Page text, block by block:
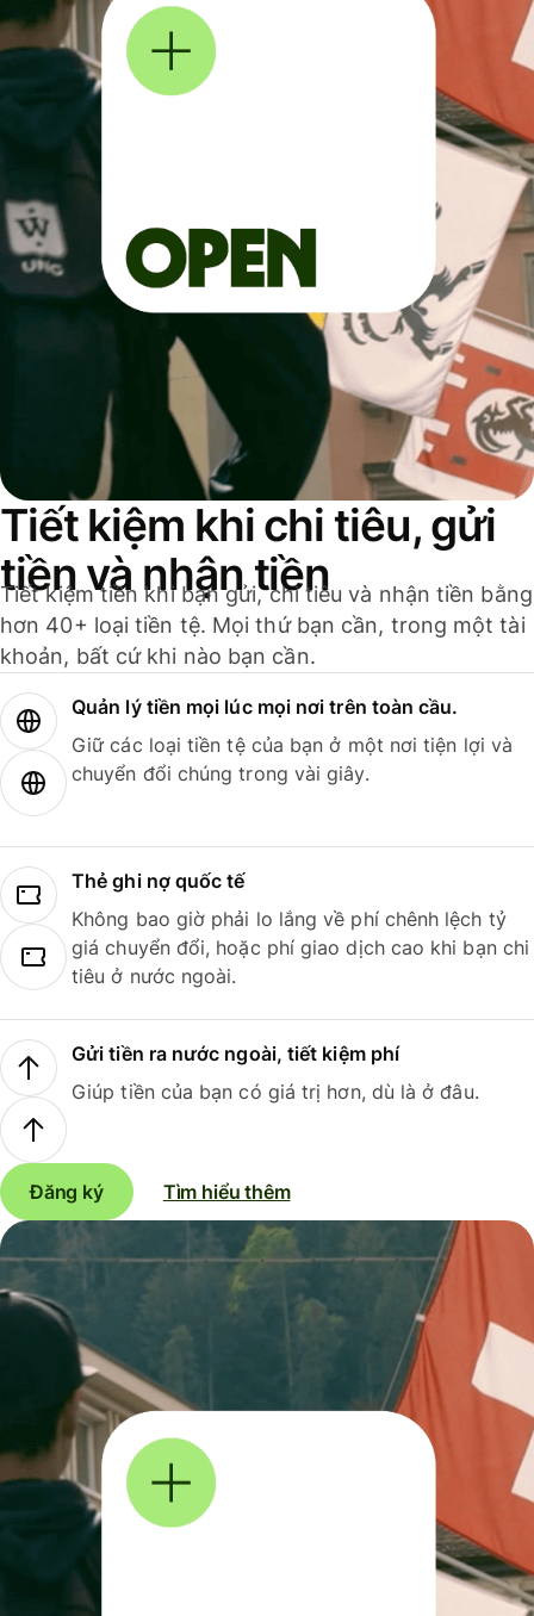
Tiết kiệm khi chi tiêu, gửi
tiền và nhận tiền
Tiết kiệm tiền khi bạn gửi, chi tiêu và nhận tiền bằng
hơn 40+ loại tiền tệ. Mọi thứ bạn cần, trong một tài
khoản, bất cứ khi nào bạn cần.
Quản lý tiền mọi lúc mọi nơi trên toàn cầu.
Giữ các loại tiền tệ của bạn ở một nơi tiện lợi và
chuyển đổi chúng trong vài giây.
Thẻ ghi nợ quốc tế
Không bao giờ phải lo lắng về phí chênh lệch tỷ
giá chuyển đổi, hoặc phí giao dịch cao khi bạn chi
tiêu ở nước ngoài.
Gửi tiền ra nước ngoài, tiết kiệm phí
Giúp tiền của bạn có giá trị hơn, dù là ở đâu.
Đăng ký Tìm hiểu thêm